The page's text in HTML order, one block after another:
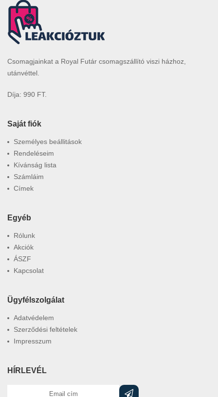
Csomagjainkat a Royal Futár csomagszállító viszi házhoz,
utánvéttel.
Díja: 990 FT.
Saját fiók
Személyes beállitások
Rendeléseim
Kívánság lista
Számláim
Címek
Egyéb
Rólunk
Akciók
ÁSZF
Kapcsolat
Ügyfélszolgálat
Adatvédelem
Szerződési feltételek
Impresszum
HÍRLEVÉL